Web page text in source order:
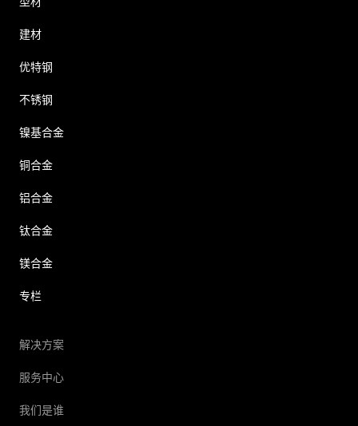
建材
优特钢
不锈钢
镍基合金
铜合金
铝合金
钛合金
镁合金
专栏
解决方案
服务中心
我们是谁